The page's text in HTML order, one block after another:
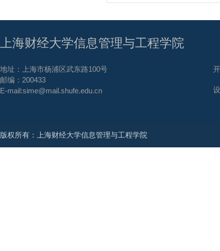
上海财经大学信息管理与工程学院
地址：上海市杨浦区武东路100号
邮编：200433
E-mail:sime@mail.shufe.edu.cn
版权所有：上海财经大学信息管理与工程学院